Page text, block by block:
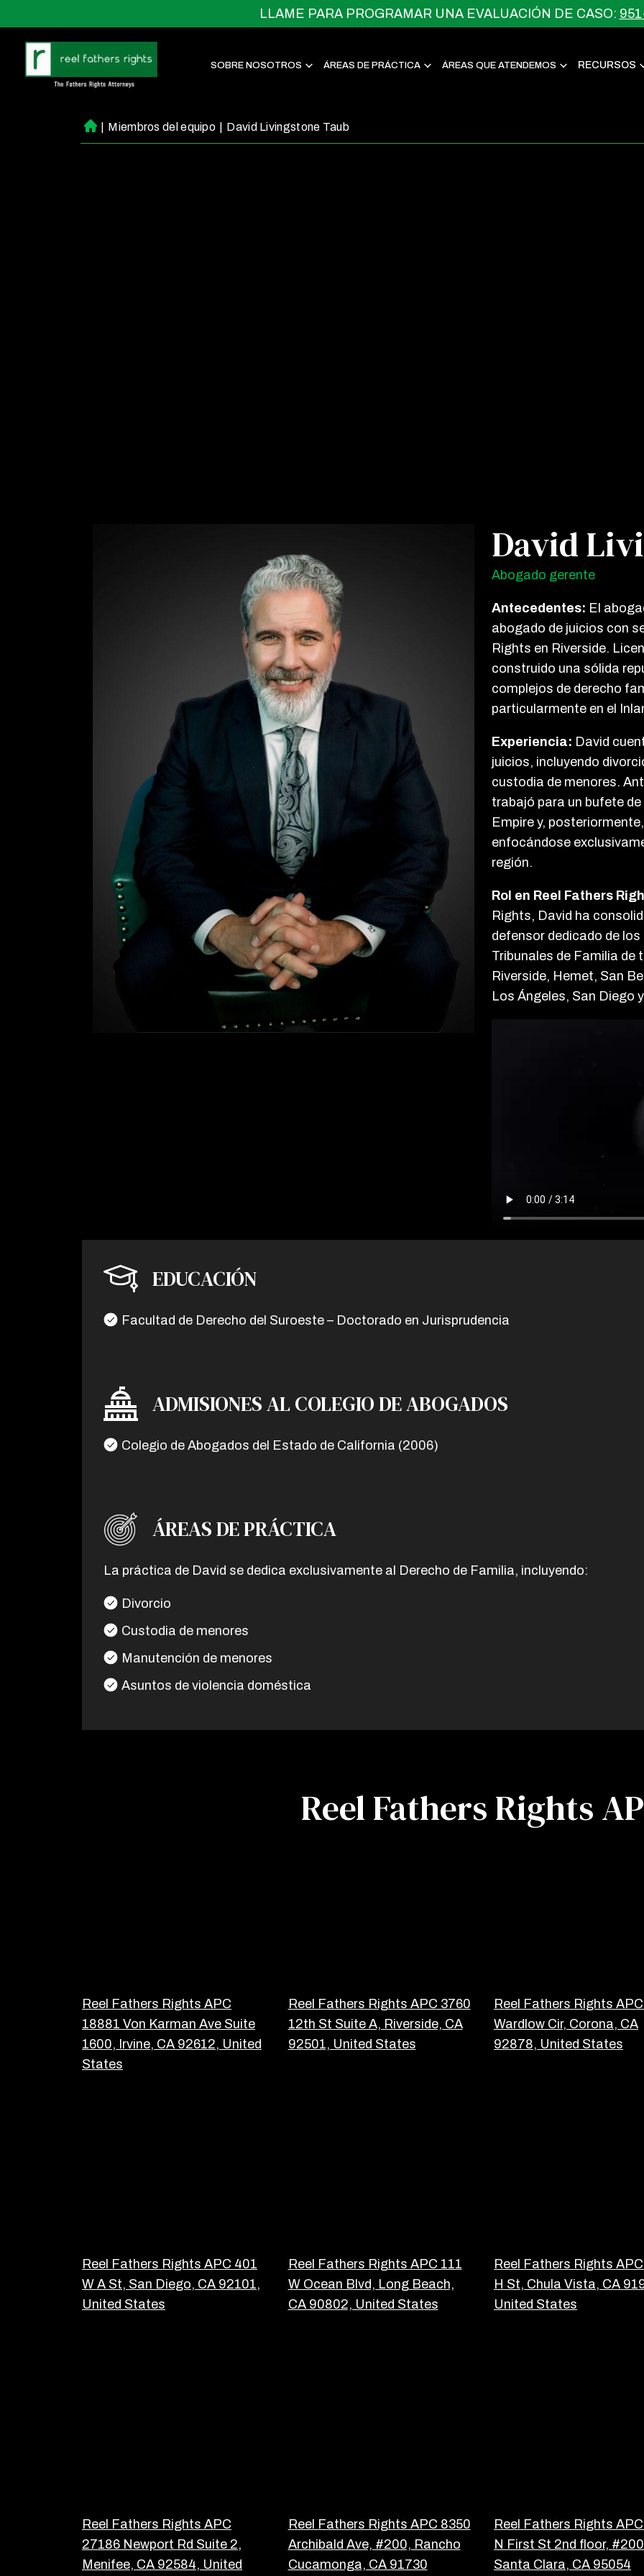
LLAME PARA PROGRAMAR UNA EVALUACIÓN DE CASO:
SOBRE NOSOTROS ÁREAS DE PRÁCTICA ÁREAS QUE ATENDEMOS RECURSOS
Ini
ci
Miembros del equipo David Livingstone Taub
David
Abogado gerente
Antecedentes: El
abogado de juicios con
Rights en Riverside.
construido una sólida
complejos de derecho
particularmente en el
Experiencia: David
juicios, incluyendo
custodia de menores.
trabajó para un bufete
Empire y,
enfocándose
región.
Rol en Reel Fathers
Rights, David ha
defensor dedicado de
Tribunales de Familia de
Riverside, Hemet, San
Los Ángeles, San Diego
EDUCACIÓN
Facultad de Derecho del Suroeste – Doctorado en Jurisprudencia
ADMISIONES AL COLEGIO DE ABOGADOS
Colegio de Abogados del Estado de California (2006)
ÁREAS DE PRÁCTICA
La práctica de David se dedica exclusivamente al Derecho de Familia, incluyendo:
Divorcio
Custodia de menores
Manutención de menores
Asuntos de violencia doméstica
Reel Fathers Rights
Reel Fathers Rights APC
18881 Von Karman Ave Suite
1600, Irvine, CA 92612, United
States
Reel Fathers Rights APC 3760
12th St Suite A, Riverside, CA
92501, United States
Reel Fathers Rights
Wardlow Cir, Corona, CA
92878, United States
Reel Fathers Rights APC 401
W A St, San Diego, CA 92101,
United States
Reel Fathers Rights APC 111
W Ocean Blvd, Long Beach,
CA 90802, United States
Reel Fathers Rights
H St, Chula Vista, CA
United States
Reel Fathers Rights APC
27186 Newport Rd Suite 2,
Menifee, CA 92584, United
Reel Fathers Rights APC 8350
Archibald Ave, #200, Rancho
Cucamonga, CA 91730
Reel Fathers Rights
N First St 2nd floor,
Santa Clara, CA 95054